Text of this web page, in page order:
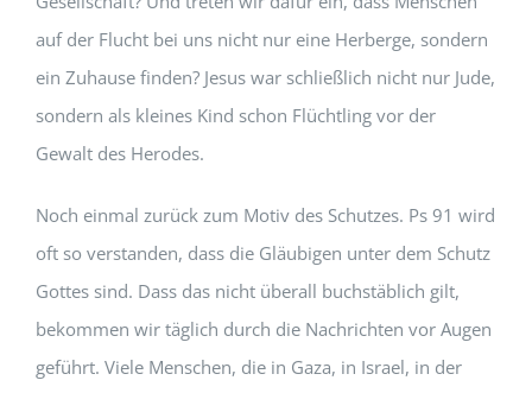
auf der Flucht bei uns nicht nur eine Herberge, sondern
ein Zuhause finden? Jesus war schließlich nicht nur Jude,
sondern als kleines Kind schon Flüchtling vor der
Gewalt des Herodes.
Noch einmal zurück zum Motiv des Schutzes. Ps 91 wird
oft so verstanden, dass die Gläubigen unter dem Schutz
Gottes sind. Dass das nicht überall buchstäblich gilt,
bekommen wir täglich durch die Nachrichten vor Augen
geführt. Viele Menschen, die in Gaza, in Israel, in der